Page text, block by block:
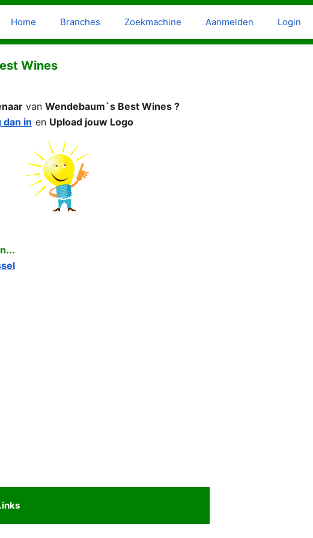
Home Branches Zoekmachine Aanmelden Login
Wines
van Wendebaum`s Best Wines ?
dan in en Upload jouw Logo